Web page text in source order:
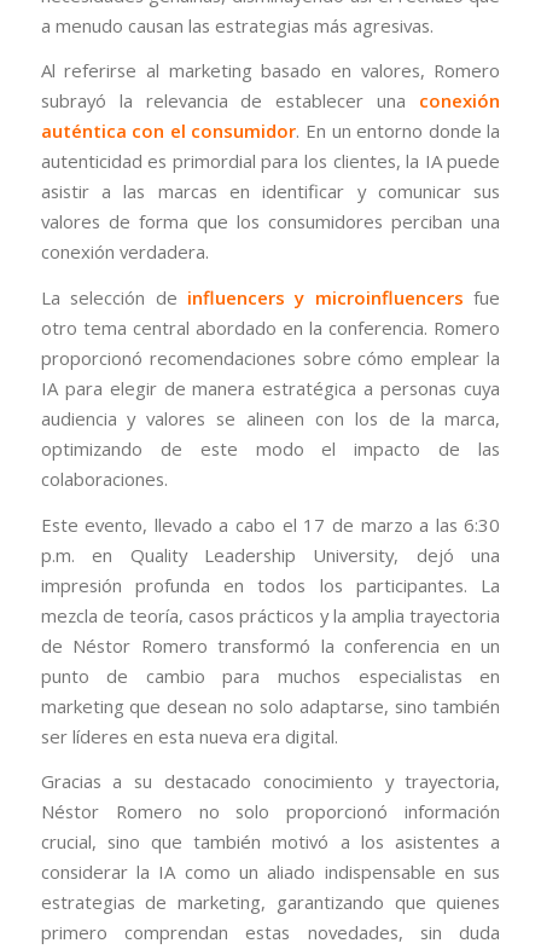
a menudo causan las estrategias más agresivas.
Al referirse al marketing basado en valores, Romero
subrayó la relevancia de establecer una conexión
auténtica con el consumidor. En un entorno donde la
autenticidad es primordial para los clientes, la IA puede
asistir a las marcas en identificar y comunicar sus
valores de forma que los consumidores perciban una
conexión verdadera.
La selección de influencers y microinfluencers fue
otro tema central abordado en la conferencia. Romero
proporcionó recomendaciones sobre cómo emplear la
IA para elegir de manera estratégica a personas cuya
audiencia y valores se alineen con los de la marca,
optimizando de este modo el impacto de las
colaboraciones.
Este evento, llevado a cabo el 17 de marzo a las 6:30
p.m. en Quality Leadership University, dejó una
impresión profunda en todos los participantes. La
mezcla de teoría, casos prácticos y la amplia trayectoria
de Néstor Romero transformó la conferencia en un
punto de cambio para muchos especialistas en
marketing que desean no solo adaptarse, sino también
ser líderes en esta nueva era digital.
Gracias a su destacado conocimiento y trayectoria,
Néstor Romero no solo proporcionó información
crucial, sino que también motivó a los asistentes a
considerar la IA como un aliado indispensable en sus
estrategias de marketing, garantizando que quienes
primero comprendan estas novedades, sin duda